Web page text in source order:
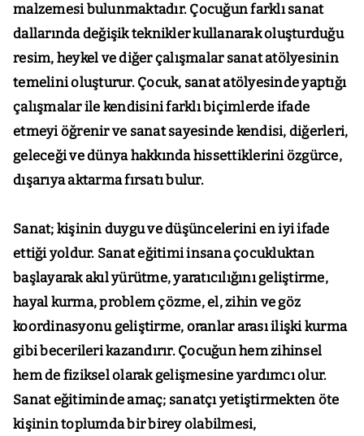
malzemesi bulunmaktadır. Çocuğun farklı sanat
dallarında değişik teknikler kullanarak oluşturduğu
resim, heykel ve diğer çalışmalar sanat atölyesinin
temelini oluşturur. Çocuk, sanat atölyesinde yaptığı
çalışmalar ile kendisini farklı biçimlerde ifade
etmeyi öğrenir ve sanat sayesinde kendisi, diğerleri,
geleceği ve dünya hakkında hissettiklerini özgürce,
dışarıya aktarma fırsatı bulur.
Sanat; kişinin duygu ve düşüncelerini en iyi ifade
ettiği yoldur. Sanat eğitimi insana çocukluktan
başlayarak akıl yürütme, yaratıcılığını geliştirme,
hayal kurma, problem çözme, el, zihin ve göz
koordinasyonu geliştirme, oranlar arası ilişki kurma
gibi becerileri kazandırır. Çocuğun hem zihinsel
hem de fiziksel olarak gelişmesine yardımcı olur.
Sanat eğitiminde amaç; sanatçı yetiştirmekten öte
kişinin toplumda bir birey olabilmesi,